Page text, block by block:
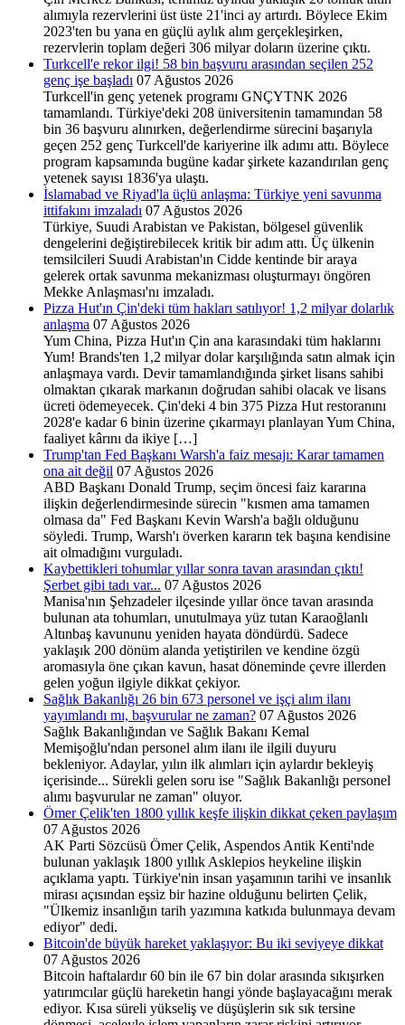
alımıyla rezervlerini üst üste 21'inci ay artırdı. Böylece Ekim
2023'ten bu yana en güçlü aylık alım gerçekleşirken,
rezervlerin toplam değeri 306 milyar doların üzerine çıktı.
Turkcell'e rekor ilgi! 58 bin başvuru arasından seçilen 252
genç işe başladı 07 Ağustos 2026
Turkcell'in genç yetenek programı GNÇYTNK 2026
tamamlandı. Türkiye'deki 208 üniversitenin tamamından 58
bin 36 başvuru alınırken, değerlendirme sürecini başarıyla
geçen 252 genç Turkcell'de kariyerine ilk adımı attı. Böylece
program kapsamında bugüne kadar şirkete kazandırılan genç
yetenek sayısı 1836'ya ulaştı.
İslamabad ve Riyad'la üçlü anlaşma: Türkiye yeni savunma
ittifakını imzaladı 07 Ağustos 2026
Türkiye, Suudi Arabistan ve Pakistan, bölgesel güvenlik
dengelerini değiştirebilecek kritik bir adım attı. Üç ülkenin
temsilcileri Suudi Arabistan'ın Cidde kentinde bir araya
gelerek ortak savunma mekanizması oluşturmayı öngören
Mekke Anlaşması'nı imzaladı.
Pizza Hut'ın Çin'deki tüm hakları satılıyor! 1,2 milyar dolarlık
anlaşma 07 Ağustos 2026
Yum China, Pizza Hut'ın Çin ana karasındaki tüm haklarını
Yum! Brands'ten 1,2 milyar dolar karşılığında satın almak için
anlaşmaya vardı. Devir tamamlandığında şirket lisans sahibi
olmaktan çıkarak markanın doğrudan sahibi olacak ve lisans
ücreti ödemeyecek. Çin'deki 4 bin 375 Pizza Hut restoranını
2028'e kadar 6 binin üzerine çıkarmayı planlayan Yum China,
faaliyet kârını da ikiye […]
Trump'tan Fed Başkanı Warsh'a faiz mesajı: Karar tamamen
ona ait değil 07 Ağustos 2026
ABD Başkanı Donald Trump, seçim öncesi faiz kararına
ilişkin değerlendirmesinde sürecin "kısmen ama tamamen
olmasa da" Fed Başkanı Kevin Warsh'a bağlı olduğunu
söyledi. Trump, Warsh'ı överken kararın tek başına kendisine
ait olmadığını vurguladı.
Kaybettikleri tohumlar yıllar sonra tavan arasından çıktı!
Şerbet gibi tadı var... 07 Ağustos 2026
Manisa'nın Şehzadeler ilçesinde yıllar önce tavan arasında
bulunan ata tohumları, unutulmaya yüz tutan Karaoğlanlı
Altınbaş kavununu yeniden hayata döndürdü. Sadece
yaklaşık 200 dönüm alanda yetiştirilen ve kendine özgü
aromasıyla öne çıkan kavun, hasat döneminde çevre illerden
gelen yoğun ilgiyle dikkat çekiyor.
Sağlık Bakanlığı 26 bin 673 personel ve işçi alım ilanı
yayımlandı mı, başvurular ne zaman? 07 Ağustos 2026
Sağlık Bakanlığından ve Sağlık Bakanı Kemal
Memişoğlu'ndan personel alım ilanı ile ilgili duyuru
bekleniyor. Adaylar, yılın ilk alımları için aylardır bekleyiş
içerisinde... Sürekli gelen soru ise "Sağlık Bakanlığı personel
alımı başvurular ne zaman" oluyor.
Ömer Çelik'ten 1800 yıllık keşfe ilişkin dikkat çeken paylaşım
07 Ağustos 2026
AK Parti Sözcüsü Ömer Çelik, Aspendos Antik Kenti'nde
bulunan yaklaşık 1800 yıllık Asklepios heykeline ilişkin
açıklama yaptı. Türkiye'nin insan yaşamının tarihi ve insanlık
mirası açısından eşsiz bir hazine olduğunu belirten Çelik,
"Ülkemiz insanlığın tarih yazımına katkıda bulunmaya devam
ediyor" dedi.
Bitcoin'de büyük hareket yaklaşıyor: Bu iki seviyeye dikkat
07 Ağustos 2026
Bitcoin haftalardır 60 bin ile 67 bin dolar arasında sıkışırken
yatırımcılar güçlü hareketin hangi yönde başlayacağını merak
ediyor. Kısa süreli yükseliş ve düşüşlerin sık sık tersine